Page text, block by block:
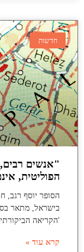
חדשות
"אנשים רבים,
הפוליטית,
הסופר יוסף רגב,
בישראל, מתאר
'הקריאה
קרא עוד »